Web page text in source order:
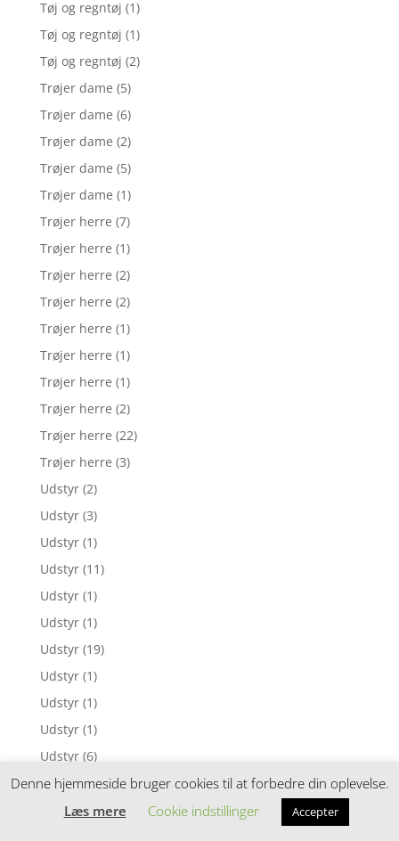
Tøj og regntøj (1)
Tøj og regntøj (1)
Tøj og regntøj (2)
Trøjer dame (5)
Trøjer dame (6)
Trøjer dame (2)
Trøjer dame (5)
Trøjer dame (1)
Trøjer herre (7)
Trøjer herre (1)
Trøjer herre (2)
Trøjer herre (2)
Trøjer herre (1)
Trøjer herre (1)
Trøjer herre (1)
Trøjer herre (2)
Trøjer herre (22)
Trøjer herre (3)
Udstyr (2)
Udstyr (3)
Udstyr (1)
Udstyr (11)
Udstyr (1)
Udstyr (1)
Udstyr (19)
Udstyr (1)
Udstyr (1)
Udstyr (1)
Udstyr (6)
Udstyr (1)
Udstyr (8)
Denne hjemmeside bruger cookies til at forbedre din oplevelse.
Læs mere
Cookie indstillinger Accepter